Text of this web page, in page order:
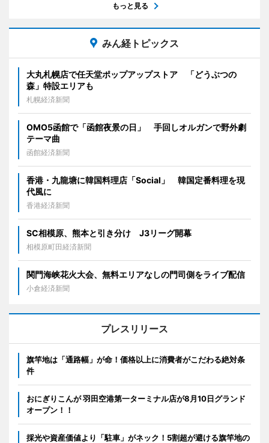
もっと見る
みん経トピックス
大丸札幌店で任天堂ポップアップストア 「どうぶつの
森」特設エリアも
札幌経済新聞
OMO5函館で「函館夜景の日」 手回しオルガンで野外劇
テーマ曲
函館経済新聞
香港・九龍塘に韓国料理店「Social」 韓国定番料理を現
代風に
香港経済新聞
SC相模原、熊本と引き分け J3リーグ開幕
相模原町田経済新聞
関門海峡花火大会、無料エリアなしの門司側をライブ配信
小倉経済新聞
プレスリリース
旗竿地は「通路幅」が命！価格以上に消費者がこだわる絶対条
件
おにぎりこんが 羽田空港第一ターミナル店が8月10日グランド
オープン！！
採光や資産価値より「駐車」がネック！5割超が避ける旗竿地の